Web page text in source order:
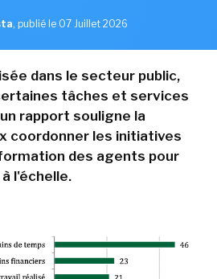
, publié le 07 Juillet 2026
dans le secteur public,
tâches et services
rapport souligne la
coordonner les initiatives
des agents pour
l'échelle.